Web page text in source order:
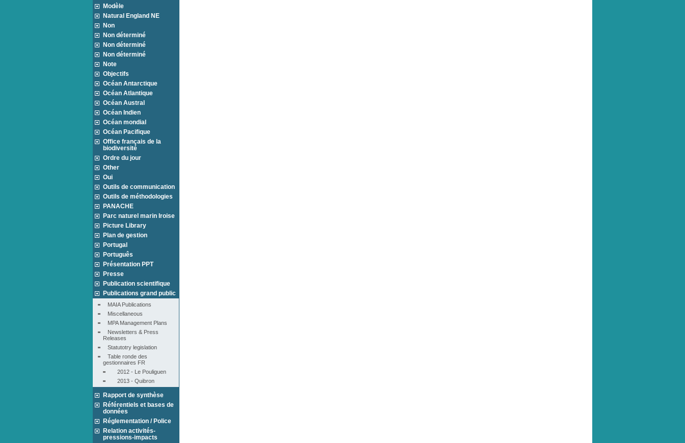
Modèle
Natural England NE
Non
Non déterminé
Non déterminé
Non déterminé
Note
Objectifs
Océan Antarctique
Océan Atlantique
Océan Austral
Océan Indien
Océan mondial
Océan Pacifique
Office français de la
biodiversité
Ordre du jour
Other
Oui
Outils de communication
Outils de méthodologies
PANACHE
Parc naturel marin Iroise
Picture Library
Plan de gestion
Portugal
Português
Présentation PPT
Presse
Publication scientifique
Publications grand public
MAIA Publications
Miscellaneous
MPA Management Plans
Newsletters & Press
Releases
Statutotry legislation
Table ronde des
gestionnaires FR
2012 - Le Pouliguen
2013 - Quibron
Rapport de synthèse
Référentiels et bases de
données
Réglementation / Police
Relation activités-
pressions-impacts